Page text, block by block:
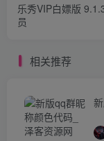
乐秀VIP白嫖版
员
相关推荐